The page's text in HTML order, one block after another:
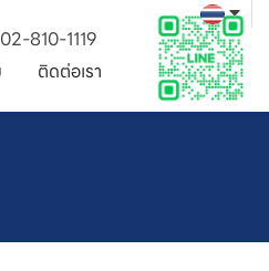
02-810-1119
ติดต่อเรา